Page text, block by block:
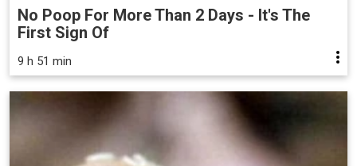
No Poop For More Than 2 Days - It's The
First Sign Of
9 h 51 min